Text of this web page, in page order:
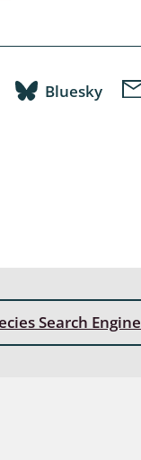
Bluesky
Search Engine